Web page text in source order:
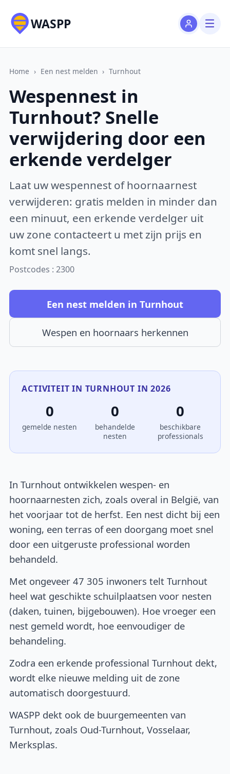
WASPP
Home › Een nest melden › Turnhout
Wespennest in
Turnhout? Snelle
verwijdering door een
erkende verdelger
Laat uw wespennest of hoornaarnest
verwijderen: gratis melden in minder dan
een minuut, een erkende verdelger uit
uw zone contacteert u met zijn prijs en
komt snel langs.
Postcodes : 2300
Een nest melden in Turnhout
Wespen en hoornaars herkennen
ACTIVITEIT IN TURNHOUT IN 2026
0
gemelde nesten
0
behandelde
nesten
0
beschikbare
professionals
In Turnhout ontwikkelen wespen- en
hoornaarnesten zich, zoals overal in België, van
het voorjaar tot de herfst. Een nest dicht bij een
woning, een terras of een doorgang moet snel
door een uitgeruste professional worden
behandeld.
Met ongeveer 47 305 inwoners telt Turnhout
heel wat geschikte schuilplaatsen voor nesten
(daken, tuinen, bijgebouwen). Hoe vroeger een
nest gemeld wordt, hoe eenvoudiger de
behandeling.
Zodra een erkende professional Turnhout dekt,
wordt elke nieuwe melding uit de zone
automatisch doorgestuurd.
WASPP dekt ook de buurgemeenten van
Turnhout, zoals Oud-Turnhout, Vosselaar,
Merksplas.